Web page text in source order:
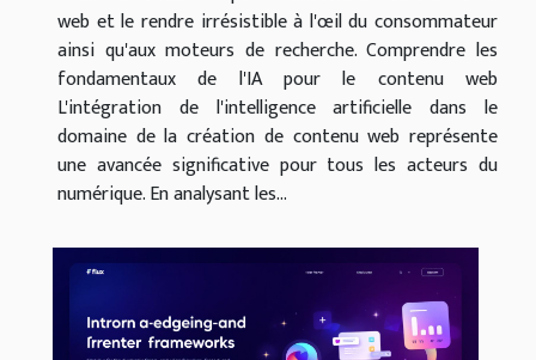
web et le rendre irrésistible à l'œil du consommateur
ainsi qu'aux moteurs de recherche. Comprendre les
fondamentaux de l'IA pour le contenu web
L'intégration de l'intelligence artificielle dans le
domaine de la création de contenu web représente
une avancée significative pour tous les acteurs du
numérique. En analysant les...